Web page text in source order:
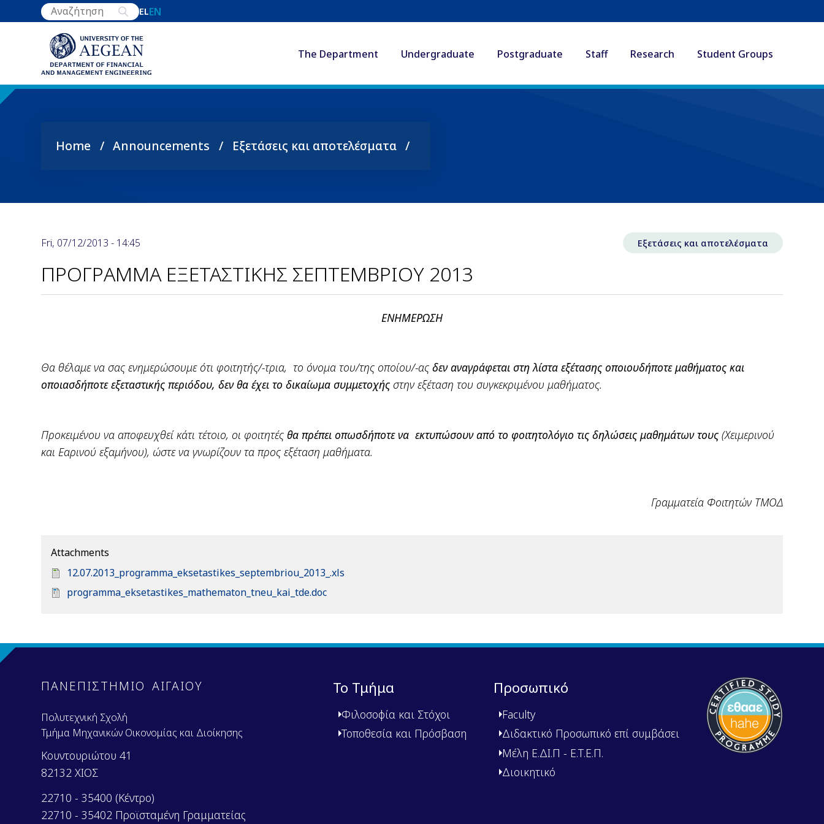
to
ELEN
The Department Undergraduate Postgraduate Staff Research Student Groups
Breadcrumb
Home Announcements Εξετάσεις και αποτελέσματα
Fri, 07/12/2013 - 14:45 Εξετάσεις και αποτελέσματα
ΠΡΟΓΡΑΜΜΑ ΕΞΕΤΑΣΤΙΚΗΣ ΣΕΠΤΕΜΒΡΙΟΥ 2013
ΕΝΗΜΕΡΩΣΗ
Θα θέλαμε να σας ενημερώσουμε ότι φοιτητής/-τρια, το όνομα του/της οποίου/-αςδεν αναγράφεται στη λίστα εξέτασης οποιουδήποτε μαθήματος και
οποιασδήποτε εξεταστικής περιόδου, δεν θα έχει το δικαίωμα συμμετοχής στην εξέταση του συγκεκριμένου μαθήματος.
Προκειμένου να αποφευχθεί κάτι τέτοιο, οι φοιτητέςθα πρέπει οπωσδήποτε να εκτυπώσουν από το φοιτητολόγιο τις δηλώσεις μαθημάτων τους (Χειμερινού
και Εαρινού εξαμήνου), ώστε να γνωρίζουν τα προς εξέταση μαθήματα.
Γραμματεία Φοιτητών ΤΜΟΔ
Attachments
D
o
e
t
12.07.2013_programma_eksetastikes_septembriou_2013_.xls
D
n
programma_eksetastikes_mathematon_tneu_kai_tde.doc
ΠΑΝΕΠΙΣΤΗΜΙΟ ΑΙΓΑΙΟΥ
Πολυτεχνική Σχολή
Τμήμα Μηχανικών Οικονομίας και Διοίκησης
Κουντουριώτου 41
82132 ΧΙΟΣ
22710 - 35400 (Κέντρο)
22710 - 35402 Προϊσταμένη Γραμματείας
Το Τμήμα
Φιλοσοφία και Στόχοι
Τοποθεσία και Πρόσβαση
Προσωπικό
Faculty
Διδακτικό Προσωπικό επί συμβάσει
Μέλη Ε.ΔΙ.Π - Ε.Τ.Ε.Π.
Διοικητικό